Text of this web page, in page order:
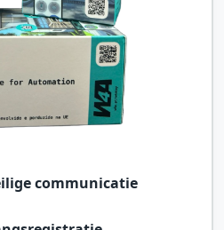
communicatie